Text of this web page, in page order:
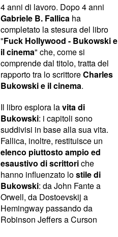
4 anni di lavoro. Dopo 4 anni
Gabriele B. Fallica ha
completato la stesura del libro
"Fuck Hollywood - Bukowski e
il cinema" che, come si
comprende dal titolo, tratta del
rapporto tra lo scrittoreCharles
Bukowski e il cinema.
Il libro esplora lavita di
Bukowski: i capitoli sono
suddivisi in base alla sua vita.
Fallica, inoltre, restituisce un
elenco piuttosto ampio ed
esaustivo di scrittoriche
hanno influenzato lostile di
Bukowski: da John Fante a
Orwell, da Dostoevskij a
Hemingway passando da
Robinson Jeffers a Curson